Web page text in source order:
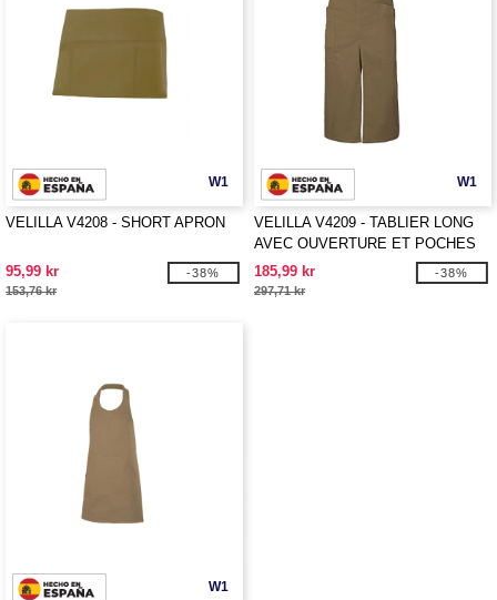
W1
VELILLA V4208 - SHORT APRON
95,99 kr
153,76 kr
-38%
W1
VELILLA V4209 - TABLIER LONG
AVEC OUVERTURE ET POCHES
185,99 kr
297,71 kr
-38%
W1